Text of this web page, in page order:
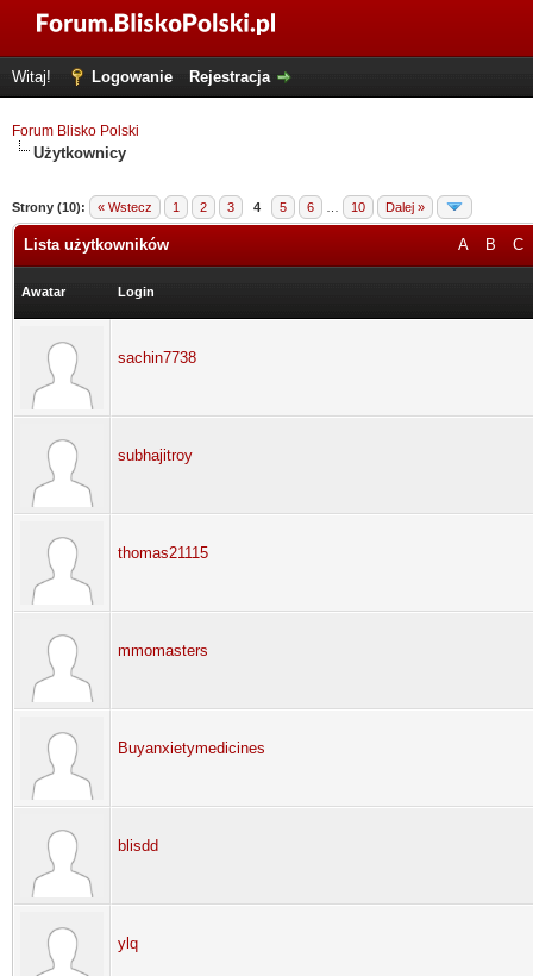
Witaj! Logowanie Rejestracja
Forum Blisko Polski
Użytkownicy
Strony (10): « Wstecz 1 2 3 4 5 6 10 Dalej »
A B C
Lista użytkowników
Awatar Login
sachin7738
subhajitroy
thomas21115
mmomasters
Buyanxietymedicines
blisdd
ylq